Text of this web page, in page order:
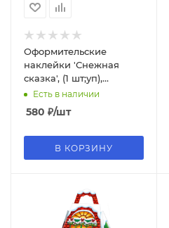
Оформительские
наклейки 'Снежная
сказка', (1 шт;уп),
0200967
Есть в наличии
580 ₽/шт
В КОРЗИНУ